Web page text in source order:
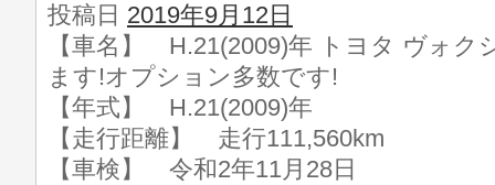
投稿日 2019年9月12日
【車名】 H.21(2009)年 トヨタ ヴォク
ます!オプション多数です!
【年式】 H.21(2009)年
【走行距離】 走行111,560km
【車検】 令和2年11月28日